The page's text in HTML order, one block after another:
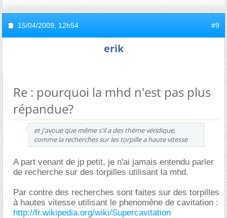
15/04/2009, 12h54 #9
erik
Re : pourquoi la mhd n'est pas plus
répandue?
et j'avoue que même s'il a des thème véridique,
comme la recherches sur les torpille a haute vitesse
A part venant de jp petit, je n'ai jamais entendu parler
de recherche sur des torpilles utilisant la mhd.
Par contre des recherches sont faites sur des torpilles
à hautes vitesse utilisant le phenomène de cavitation :
http://fr.wikipedia.org/wiki/Supercavitation